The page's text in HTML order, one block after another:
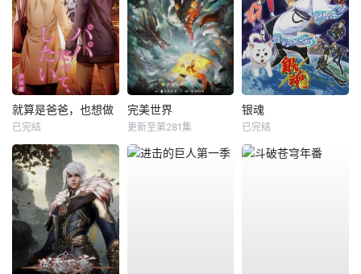
就算是爸爸，也想做
已完结
完美世界
更新至第281集
银魂
已完结